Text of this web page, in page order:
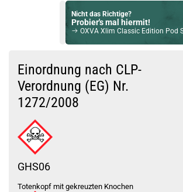
Nicht das Richtige?
Probier's mal hiermit!
OXVA Xlim Classic Edition Pod System Kit
Check das mal!
Geekvape Wenax M Starter Pod System Kit
Du willst Kröten sparen?
Schau mal hier!
Einordnung nach CLP-
Verordnung (EG) Nr.
1272/2008
GHS06
Totenkopf mit gekreuzten Knochen